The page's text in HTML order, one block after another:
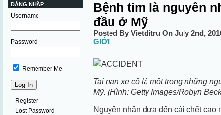
ĐĂNG NHẬP
Username
Password
Remember Me
Register
Lost Password
Bệnh tim là nguyên
đầu ở Mỹ
Posted By Vietditru On July 2nd,
GIỚI
Tai nạn xe cộ là một trong những
Mỹ. (Hình: Getty Images/Robyn
Nguyên nhân đưa đến cái chết cao